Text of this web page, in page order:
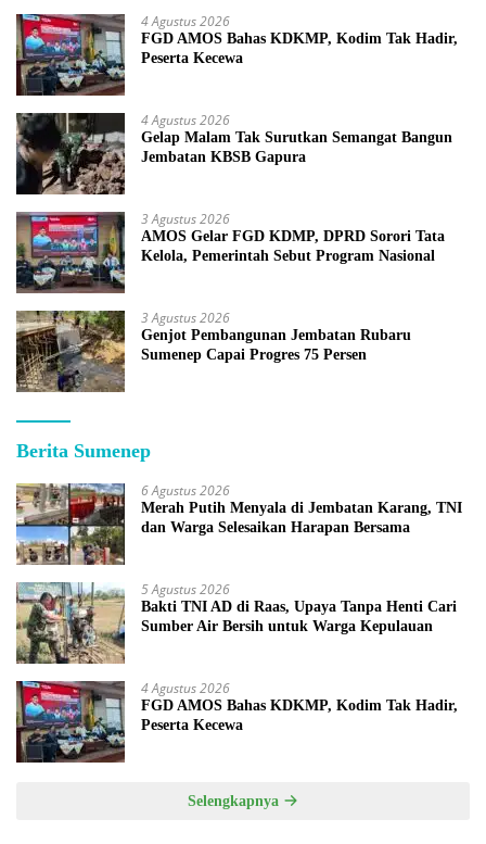
4 Agustus 2026
FGD AMOS Bahas KDKMP, Kodim Tak Hadir,
Peserta Kecewa
4 Agustus 2026
Gelap Malam Tak Surutkan Semangat Bangun
Jembatan KBSB Gapura
3 Agustus 2026
AMOS Gelar FGD KDMP, DPRD Sorori Tata
Kelola, Pemerintah Sebut Program Nasional
3 Agustus 2026
Genjot Pembangunan Jembatan Rubaru
Sumenep Capai Progres 75 Persen
Berita Sumenep
6 Agustus 2026
Merah Putih Menyala di Jembatan Karang, TNI
dan Warga Selesaikan Harapan Bersama
5 Agustus 2026
Bakti TNI AD di Raas, Upaya Tanpa Henti Cari
Sumber Air Bersih untuk Warga Kepulauan
4 Agustus 2026
FGD AMOS Bahas KDKMP, Kodim Tak Hadir,
Peserta Kecewa
Selengkapnya